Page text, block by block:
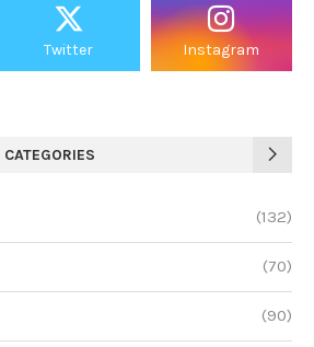
Twitter Instagram
CATEGORIES
(132)
(70)
(90)